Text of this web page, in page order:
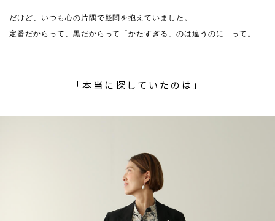
だけど、いつも心の片隅で疑問を抱えていました。
定番だからって、黒だからって「かたすぎる」のは違うのに...って。
「本当に探していたのは」